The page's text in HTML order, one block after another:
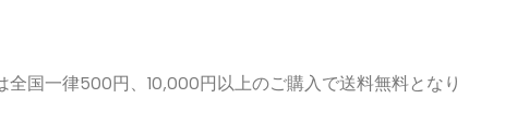
国一律500円、10,000円以上のご購入で送料無料となり